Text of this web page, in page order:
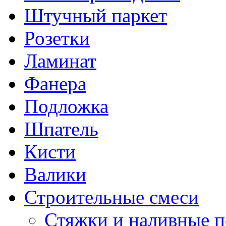
Штучный паркет
Розетки
Ламинат
Фанера
Подложка
Шпатель
Кисти
Валики
Строительные смеси
Стяжки и наливные